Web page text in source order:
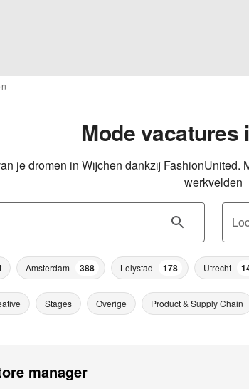
Mode vacatures
je dromen in Wijchen dankzij
werkvelden
Amsterdam 388 Lelystad 178 Utrecht
Stages Overige Product & Supply Chain
manager